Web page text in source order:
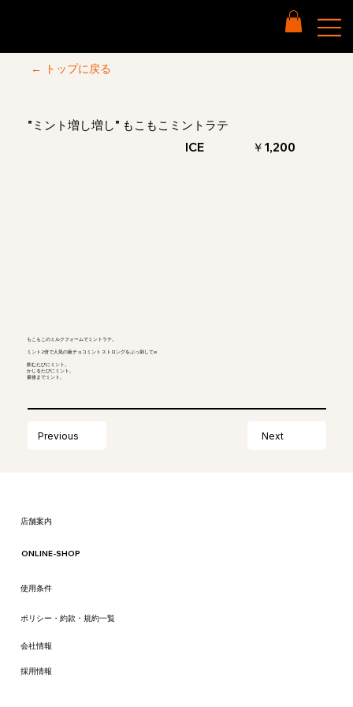
← トップに戻る
"ミント増し増し" もこもこミントラテ
ICE
￥1,200
もこもこのミルクフォームでミントラテ。
ミント2倍で人気の板チョコミント ストロングをぶっ刺してw
飲むたびにミント。
かじるたびにミント。
最後までミント。
Previous Next
​店舗案内
ONLINE-SHOP
​使用条件
ポリシー・約款・規約一覧
会社情報
​採用情報